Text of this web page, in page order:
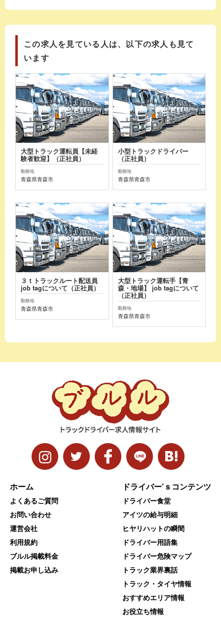
この求人を見ている人は、以下の求人も見て
います
大型トラック運転員【未経
験者歓迎】（正社員）
勤務地
青森県青森市
小型トラックドライバー
（正社員）
勤務地
青森県青森市
３ｔトラックルート配送員
job tagについて（正社員）
勤務地
青森県青森市
大型トラック運転手【青
森・地場】 job tagについて
（正社員）
勤務地
青森県青森市
ホーム
よくあるご質問
お問い合わせ
運営会社
利用規約
ブルル掲載料金
掲載お申し込み
ドライバー’ｓコンテンツ
ドライバー食堂
アイツの給与明細
ヒヤリハットの瞬間
ドライバー用語集
ドライバー危険マップ
トラック業界裏話
トラック・タイヤ情報
おすすめエリア情報
お役立ち情報